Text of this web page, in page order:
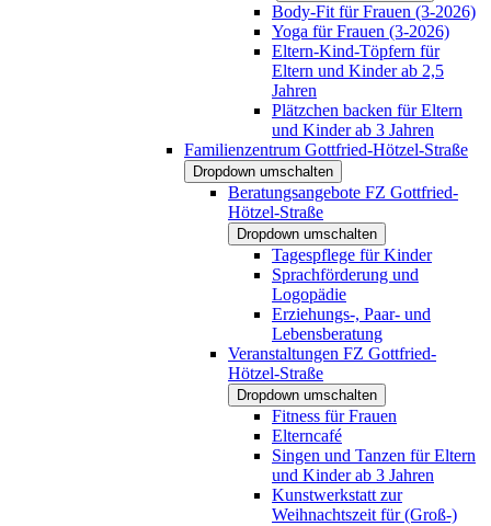
Body-Fit für Frauen (3-2026)
Yoga für Frauen (3-2026)
Eltern-Kind-Töpfern für
Eltern und Kinder ab 2,5
Jahren
Plätzchen backen für Eltern
und Kinder ab 3 Jahren
Familienzentrum Gottfried-Hötzel-Straße
Dropdown umschalten
Beratungsangebote FZ Gottfried-
Hötzel-Straße
Dropdown umschalten
Tagespflege für Kinder
Sprachförderung und
Logopädie
Erziehungs-, Paar- und
Lebensberatung
Veranstaltungen FZ Gottfried-
Hötzel-Straße
Dropdown umschalten
Fitness für Frauen
Elterncafé
Singen und Tanzen für Eltern
und Kinder ab 3 Jahren
Kunstwerkstatt zur
Weihnachtszeit für (Groß-)